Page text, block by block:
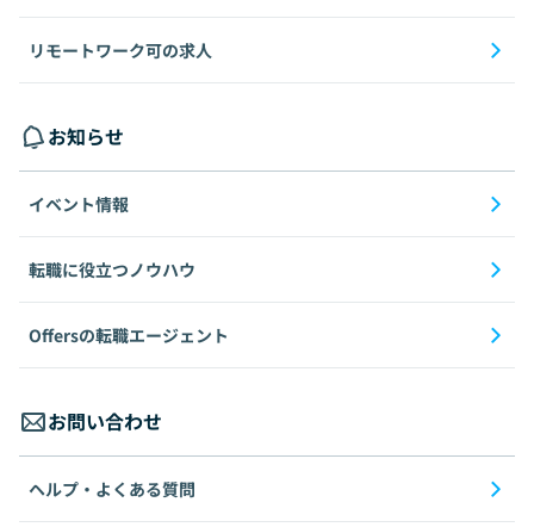
リモートワーク可の求人
お知らせ
イベント情報
転職に役立つノウハウ
Offersの転職エージェント
お問い合わせ
ヘルプ・よくある質問